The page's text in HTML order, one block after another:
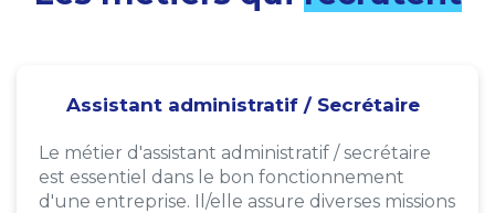
Assistant administratif / Secrétaire
Le métier d'assistant administratif / secrétaire
est essentiel dans le bon fonctionnement
d'une entreprise. Il/elle assure diverses missions